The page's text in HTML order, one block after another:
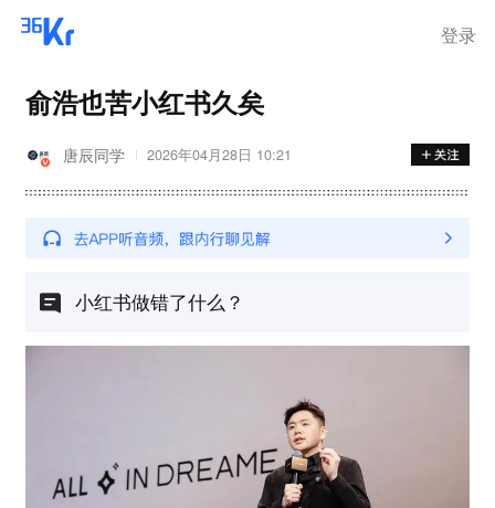
登录
俞浩也苦小红书久矣
唐辰同学 2026年04月28日 10:21
小红书做错了什么？